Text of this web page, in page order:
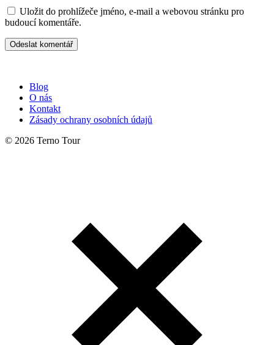
Uložit do prohlížeče jméno, e-mail a webovou stránku pro
budoucí komentáře.
Blog
O nás
Kontakt
Zásady ochrany osobních údajů
© 2026 Terno Tour